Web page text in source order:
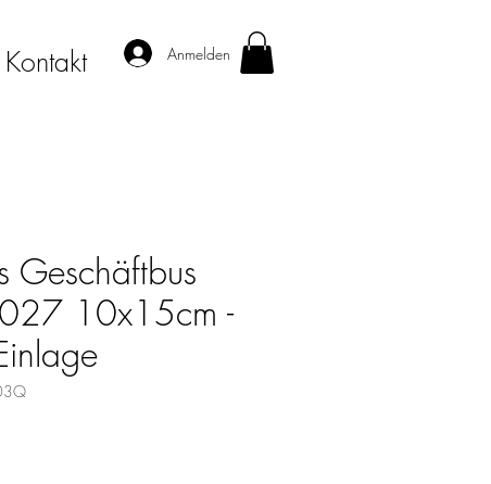
Kontakt Anmelden
Geschäftbus
10x15cm -